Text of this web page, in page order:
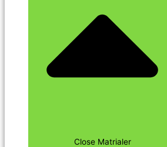
Close Matrialer